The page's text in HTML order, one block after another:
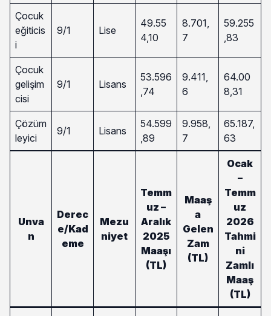
Çocuk
eğiticis
i
9/1 Lise
49.55
4,10
8.701,
7
59.255
,83
Çocuk
gelişim
cisi
9/1 Lisans
53.596
,74
9.411,
6
64.00
8,31
Çözüm
leyici
9/1 Lisans
54.599
,89
9.958,
7
65.187,
63
Unva
n
Derec
e/Kad
eme
Mezu
niyet
Temm
uz –
Aralık
2025
Maaşı
(TL)
Maaş
a
Gelen
Zam
(TL)
Ocak
–
Temm
uz
2026
Tahmi
ni
Zamlı
Maaş
(TL)